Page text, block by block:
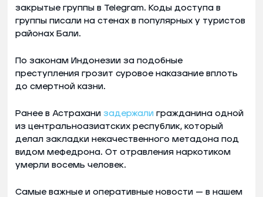
закрытые группы в Telegram. Коды доступа в
группы писали на стенах в популярных у туристов
районах Бали.
По законам Индонезии за подобные
преступления грозит суровое наказание вплоть
до смертной казни.
Ранее в Астрахани задержали гражданина одной
из центральноазиатских республик, который
делал закладки некачественного метадона под
видом мефедрона. От отравления наркотиком
умерли восемь человек.
Самые важные и оперативные новости — в нашем